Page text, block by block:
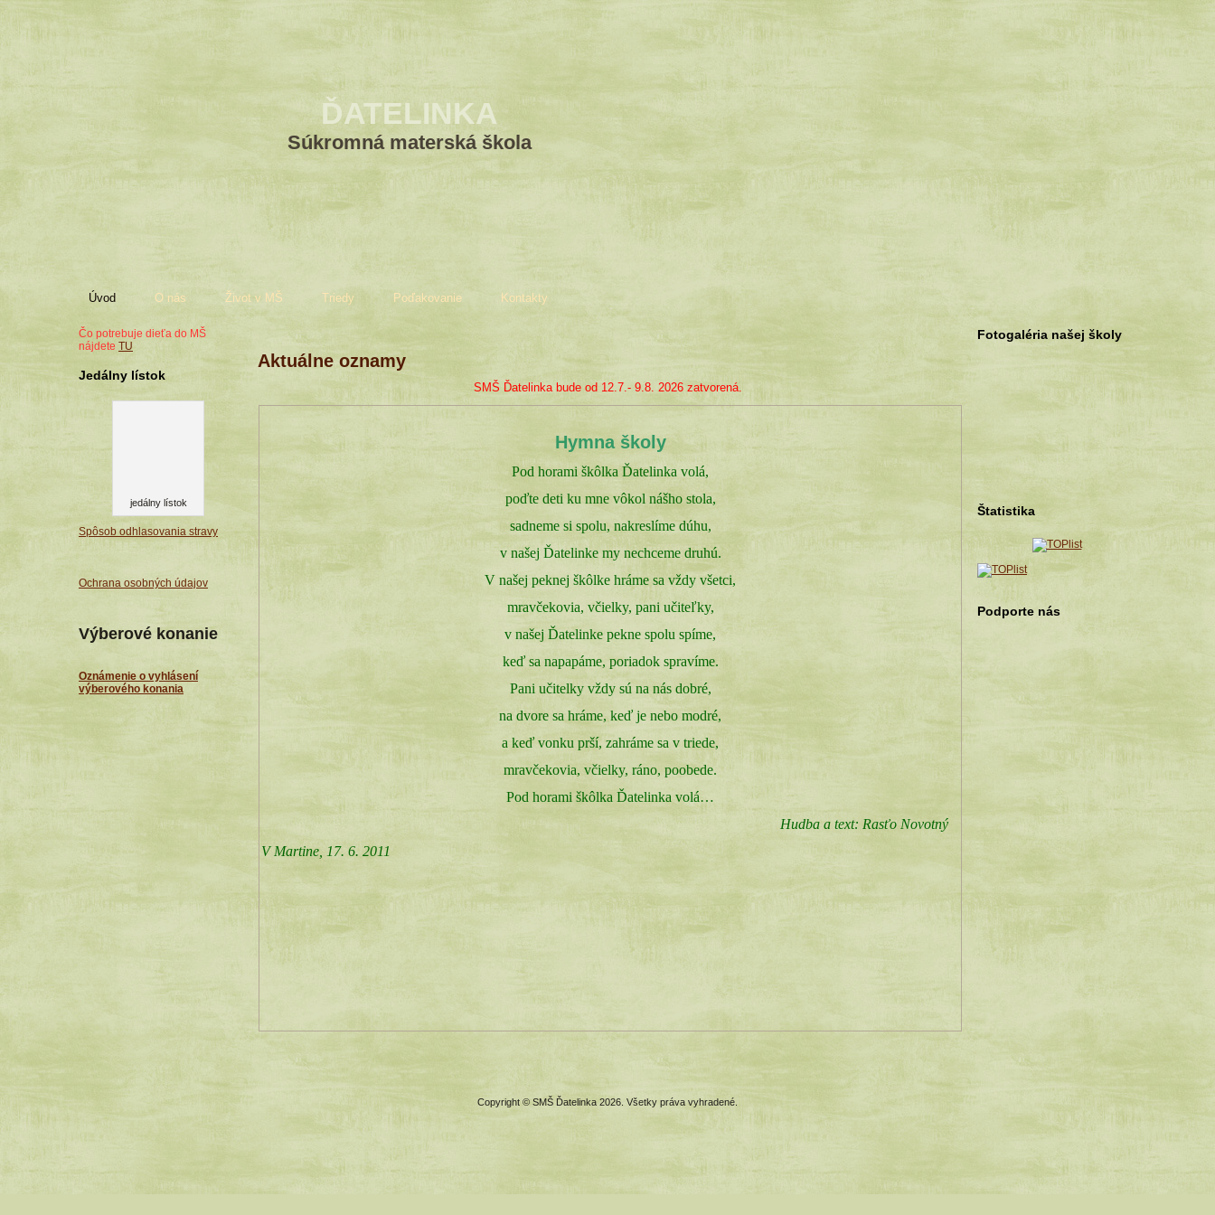
ĎATELINKA
Súkromná materská škola
Úvod O nás Život v MŠ Triedy Poďakovanie Kontakty
Čo potrebuje dieťa do MŠ
nájdete TU
Jedálny lístok
jedálny lístok
Spôsob odhlasovania stravy
Ochrana osobných údajov
Výberové konanie
Oznámenie o vyhlásení
výberového konania
Aktuálne oznamy
SMŠ Ďatelinka bude od 12.7.- 9.8. 2026 zatvorená.
Hymna školy
Pod horami škôlka Ďatelinka volá,
poďte deti ku mne vôkol nášho stola,
sadneme si spolu, nakreslíme dúhu,
v našej Ďatelinke my nechceme druhú.
V našej peknej škôlke hráme sa vždy všetci,
mravčekovia, včielky, pani učiteľky,
v našej Ďatelinke pekne spolu spíme,
keď sa napapáme, poriadok spravíme.
Pani učitelky vždy sú na nás dobré,
na dvore sa hráme, keď je nebo modré,
a keď vonku prší, zahráme sa v triede,
mravčekovia, včielky, ráno, poobede.
Pod horami škôlka Ďatelinka volá…
Hudba a text: Rasťo Novotný
V Martine, 17. 6. 2011
Fotogaléria našej školy
Štatistika
Podporte nás
Copyright © SMŠ Ďatelinka 2026. Všetky práva vyhradené.